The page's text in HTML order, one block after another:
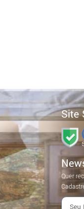
Site
Quer